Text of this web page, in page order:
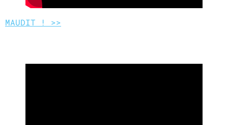
MAUDIT ! >>